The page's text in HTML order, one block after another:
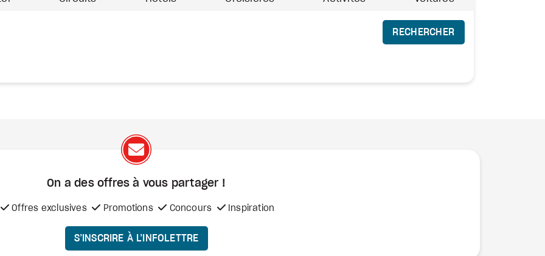
RECHERCHER
On a des offres à vous partager !
Offres exclusives Promotions Concours Inspiration
S’INSCRIRE À L’INFOLETTRE